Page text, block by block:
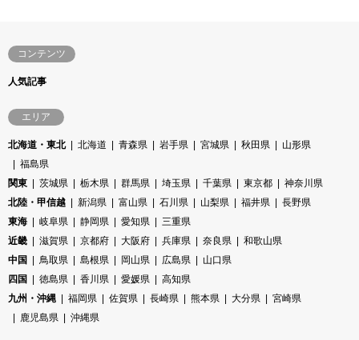
コンテンツ
人気記事
エリア
北海道・東北 北海道 青森県 岩手県 宮城県 秋田県
山形県
福島県
関東
茨城県 栃木県 群馬県 埼玉県 千葉県 東京都
神奈川県
北陸・甲信越
新潟県 富山県 石川県 山梨県 福井県
長野県
東海
岐阜県 静岡県 愛知県
三重県
近畿
滋賀県 京都府 大阪府 兵庫県 奈良県
和歌山県
中国
鳥取県 島根県 岡山県 広島県
山口県
四国
徳島県 香川県 愛媛県
高知県
九州・沖縄
福岡県 佐賀県 長崎県 熊本県 大分県
宮崎県
鹿児島県
沖縄県